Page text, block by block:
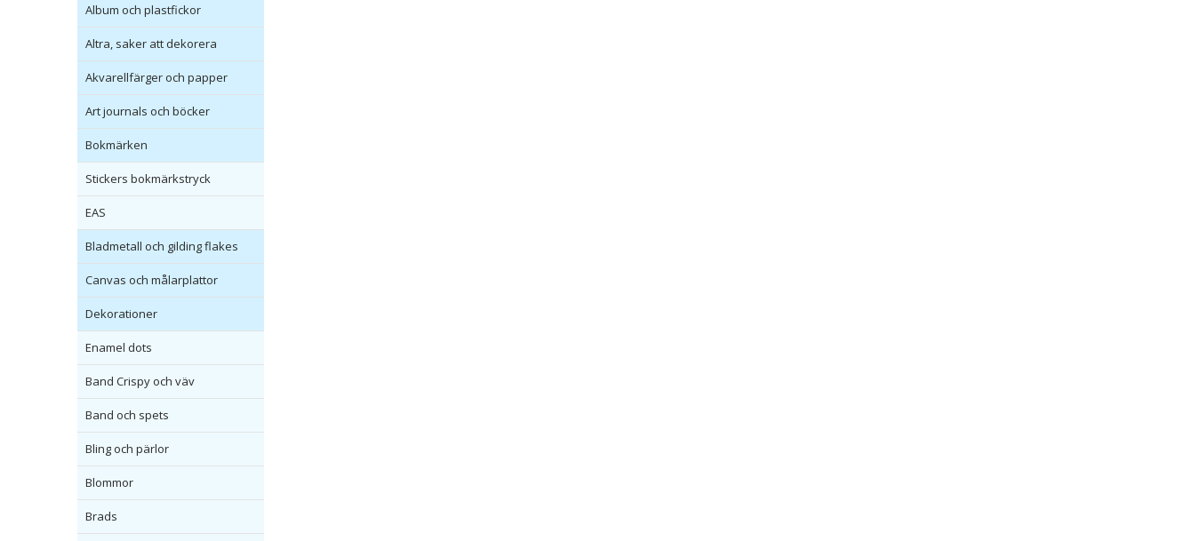
Album och plastfickor
Altra, saker att dekorera
Akvarellfärger och papper
Art journals och böcker
Bokmärken
Stickers bokmärkstryck
EAS
Bladmetall och gilding flakes
Canvas och målarplattor
Dekorationer
Enamel dots
Band Crispy och väv
Band och spets
Bling och pärlor
Blommor
Brads